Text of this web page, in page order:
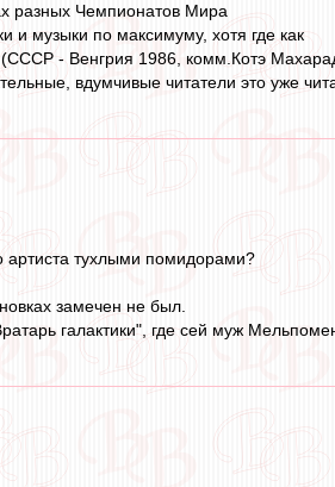
разных Чемпионатов Мира
и музыки по максимуму, хотя где как
(СССР - Венгрия 1986, комм.Котэ
вдумчивые читатели это уже
артиста тухлыми помидорами?
замечен не был.
галактики", где сей муж